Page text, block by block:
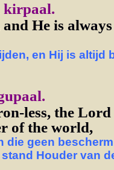
kirpaal.
and He is
en Hij is altijd
less, the Lord
of the world,
die geen
Houder van